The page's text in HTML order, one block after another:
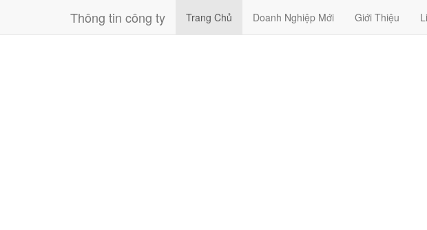
Thông tin công ty Trang Chủ Doanh Nghiệp Mới Giới Thiệu